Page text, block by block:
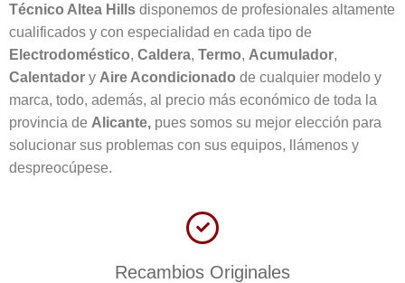
Técnico Altea Hills disponemos de profesionales altamente
cualificados y con especialidad en cada tipo de
Electrodoméstico, Caldera, Termo, Acumulador,
Calentador y Aire Acondicionado de cualquier modelo y
marca, todo, además, al precio más económico de toda la
provincia de Alicante, pues somos su mejor elección para
solucionar sus problemas con sus equipos, llámenos y
despreocúpese.
Recambios Originales